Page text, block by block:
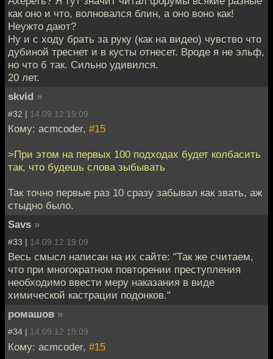
как оно и что, волновался блин, а оно воно как!
Неужто дают?
Ну и с ходу брать за руку (как на видео) чувство что
дубиной треснет и в кусты отнесет. Вроде я не эльф,
но что б так. Сильно удивился.
20 лет.
skvid »
#32 | 14.09.12 19:09
Кому: acmcoder, #15
>При этом на первых 100 подходах будет колбасить
так, что будешь слова зыбывать
Так точно первые раз 10 сразу забывал как звать, аж
стыдно было.
Savs »
#33 | 14.09.12 19:09
Весь смысл написан на их сайте: "Так же считаем,
что при многократном повторении преступления
необходимо ввести меру наказания в виде
химической кастрации подонков."
ромашов »
#34 | 14.09.12 19:09
Кому: acmcoder, #15